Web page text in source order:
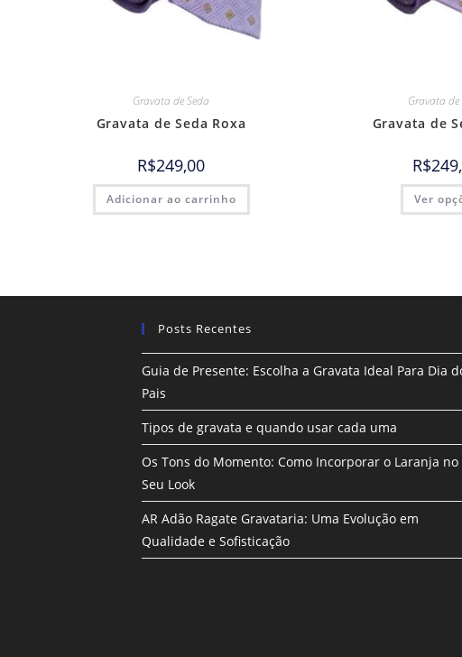
Gravata de Seda
Gravata de Seda Roxa
R$249,00
Adicionar ao carrinho
Gravata de
Gravata de
R$
Ver
Posts Recentes
Guia de Presente: Escolha a Gravata Ideal Para Dia
Pais
Tipos de gravata e quando usar cada uma
Os Tons do Momento: Como Incorporar o Laranja no
Seu Look
AR Adão Ragate Gravataria: Uma Evolução em
Qualidade e Sofisticação